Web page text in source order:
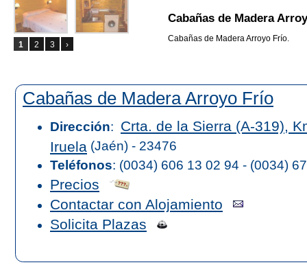
Cabañas de Madera
Cabañas de Madera Arroyo Frío.
1 2 3 ›
Cabañas de Madera Arroyo Frío
Dirección: Crta. de la Sierra (A-319),
Iruela (Jaén) - 23476
Teléfonos: (0034) 606 13 02 94 - (0034)
Precios
Contactar con Alojamiento
Solicita Plazas